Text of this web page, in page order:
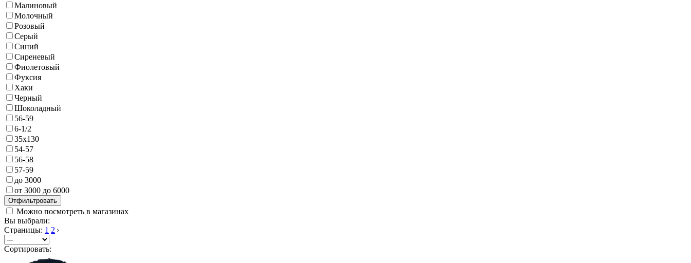
Малиновый
Молочный
Розовый
Серый
Синий
Сиреневый
Фиолетовый
Фуксия
Хаки
Черный
Шоколадный
56-59
6-1/2
35х130
54-57
56-58
57-59
до 3000
от 3000 до 6000
Можно посмотреть в магазинах
Вы выбрали:
Страницы: 1 2
Сортировать: